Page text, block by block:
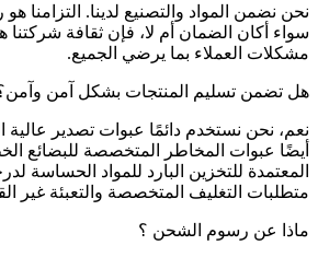
نحن نضمن المواد والتصنيع لدينا. التزامنا
سواء أكان الضمان أم لا، فإن ثقافة
مشكلات العملاء بما يرضي الجميع.
هل تضمن تسليم المنتجات بشكل آمن
نعم، نحن نستخدم دائمًا عبوات تصدير
أيضًا عبوات المخاطر المتخصصة للبضائع
المعتمدة للتخزين البارد للمواد الحساسة
متطلبات التغليف المتخصصة والتعبئة غير
ماذا عن رسوم الشحن ؟